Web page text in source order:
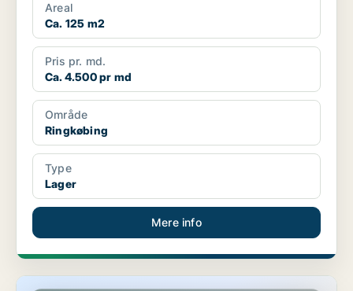
Areal
Ca. 125 m2
Pris pr. md.
Ca. 4.500 pr md
Område
Ringkøbing
Type
Lager
Mere info
Lager i Ringkøbing